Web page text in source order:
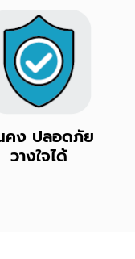
คง ปลอดภัย
วางใจได้